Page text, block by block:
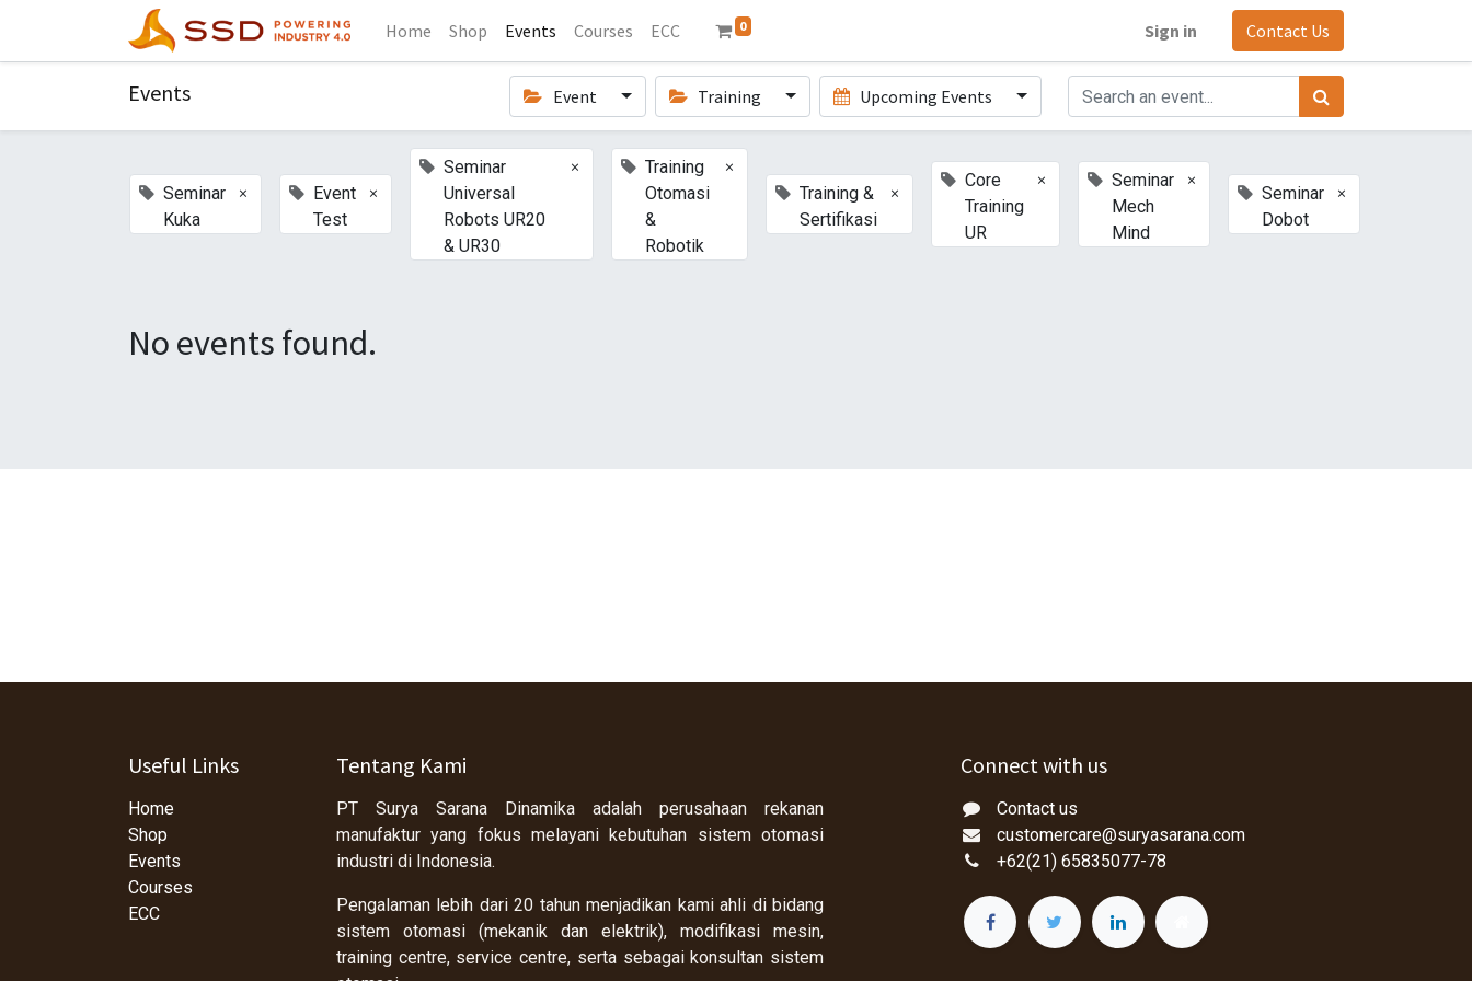
Home Shop Events Courses ECC 0 Sign in Contact Us
Events Event Training Upcoming Events
Seminar
Kuka
×
Event
Test
×
Seminar
Universal
Robots UR20
& UR30
×
Training
Otomasi
&
Robotik
×
Training &
Sertifikasi
×
Core
Training
UR
×
Seminar
Mech
Mind
×
Seminar
Dobot
×
No events found.
Useful Links
Home
Shop
Events
Courses
ECC
Tentang Kami
PT Surya Sarana Dinamika adalah perusahaan rekanan
manufaktur yang fokus melayani kebutuhan sistem otomasi
industri di Indonesia.
Pengalaman lebih dari 20 tahun menjadikan kami ahli di bidang
sistem otomasi (mekanik dan elektrik), modifikasi mesin,
training centre, service centre, serta sebagai konsultan sistem
Connect with us
Contact us
customercare@suryasarana.com
+62(21) 65835077-78